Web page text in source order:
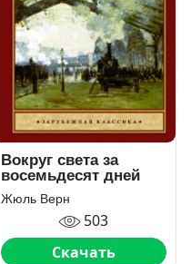
Вокруг света за
восемьдесят дней
Жюль Верн
503
Скачать